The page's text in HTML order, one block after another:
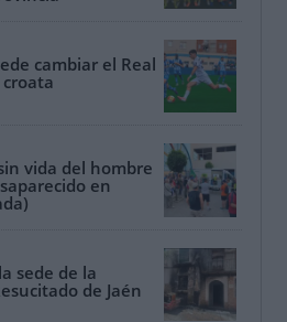
cambiar el Real
vida del hombre
en
sede de la
de Jaén